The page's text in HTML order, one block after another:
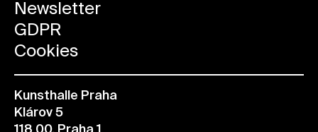
Newsletter
GDPR
Cookies
Kunsthalle Praha
Klárov 5